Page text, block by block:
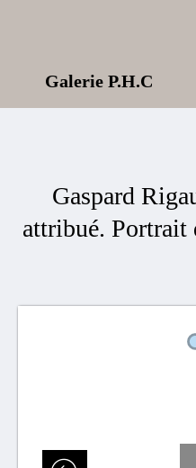
Galerie P.H.C
Gaspard
attribué. Portrait